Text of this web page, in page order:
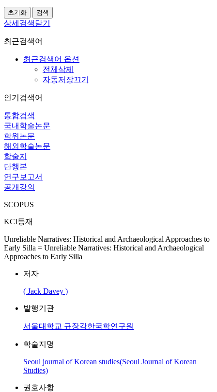
상세검색닫기
최근검색어
최근검색어 옵션
전체삭제
자동저장끄기
인기검색어
통합검색
국내학술논문
학위논문
해외학술논문
학술지
단행본
연구보고서
공개강의
SCOPUS
KCI등재
Unreliable Narratives: Historical and Archaeological Approaches to
Early Silla = Unreliable Narratives: Historical and Archaeological
Approaches to Early Silla
저자
( Jack Davey )
발행기관
서울대학교 규장각한국학연구원
학술지명
Seoul journal of Korean studies(Seoul Journal of Korean
Studies)
권호사항